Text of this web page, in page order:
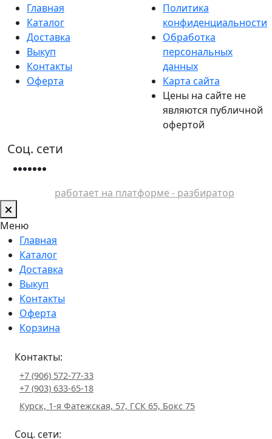
Главная
Каталог
Доставка
Выкуп
Контакты
Оферта
Политика
конфиденциальности
Обработка
персональных
данных
Карта сайта
Цены на сайте не
являются публичной
офертой
Соц. сети
работает на платформе - разбиратор
Меню
Главная
Каталог
Доставка
Выкуп
Контакты
Оферта
Корзина
Контакты:
+7 (906) 572-77-33
+7 (903) 633-65-18
Курск, 1-я Фатежская, 57, ГСК 65, Бокс 75
Соц. сети: